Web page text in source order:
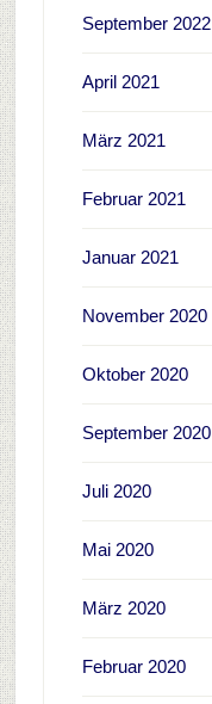
September 2022
April 2021
März 2021
Februar 2021
Januar 2021
November 2020
Oktober 2020
September 2020
Juli 2020
Mai 2020
März 2020
Februar 2020